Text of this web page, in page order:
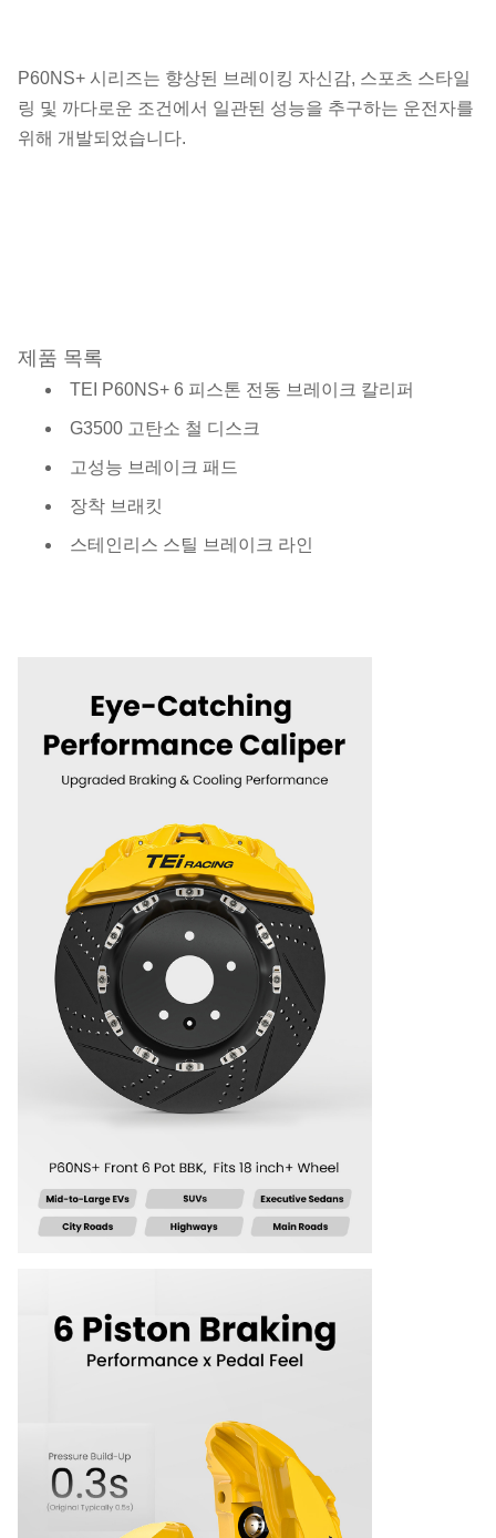
P60NS+ 시리즈는 향상된 브레이킹 자신감, 스포츠 스타일
링 및 까다로운 조건에서 일관된 성능을 추구하는 운전자를
위해 개발되었습니다.
제품 목록
TEI P60NS+ 6 피스톤 전동 브레이크 칼리퍼
G3500 고탄소 철 디스크
고성능 브레이크 패드
장착 브래킷
스테인리스 스틸 브레이크 라인